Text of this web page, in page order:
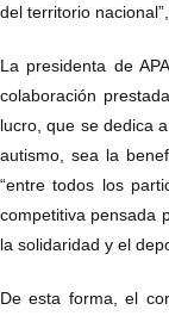
del territorio
La presidenta de
colaboración
lucro, que se dedica
autismo, sea la
“entre todos los
competitiva pensada
la solidaridad y el
De esta forma, el